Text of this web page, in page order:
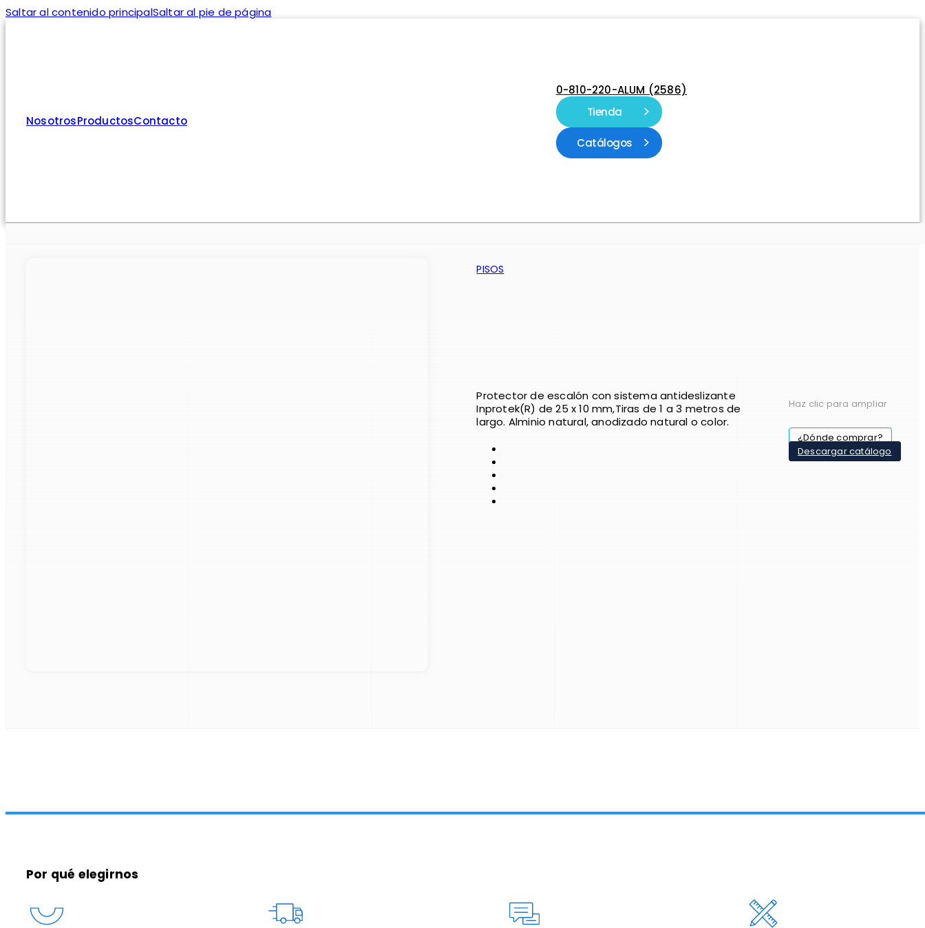
Saltar al contenido principalSaltar al pie de página
NosotrosProductosContacto
0-810-220-ALUM (2586)
Tienda
Catálogos
PISOS
Protector de escalón con sistema antideslizante
Inprotek(R) de 25 x 10 mm,Tiras de 1 a 3 metros de
largo. Alminio natural, anodizado natural o color.
Haz clic para ampliar
¿Dónde comprar?
Descargar catálogo
Por qué elegirnos